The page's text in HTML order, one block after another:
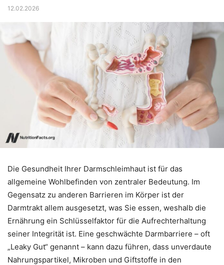
12.02.2026
Die Gesundheit Ihrer Darmschleimhaut ist für das
allgemeine Wohlbefinden von zentraler Bedeutung. Im
Gegensatz zu anderen Barrieren im Körper ist der
Darmtrakt allem ausgesetzt, was Sie essen, weshalb die
Ernährung ein Schlüsselfaktor für die Aufrechterhaltung
seiner Integrität ist. Eine geschwächte Darmbarriere – oft
„Leaky Gut“ genannt – kann dazu führen, dass unverdaute
Nahrungspartikel, Mikroben und Giftstoffe in den